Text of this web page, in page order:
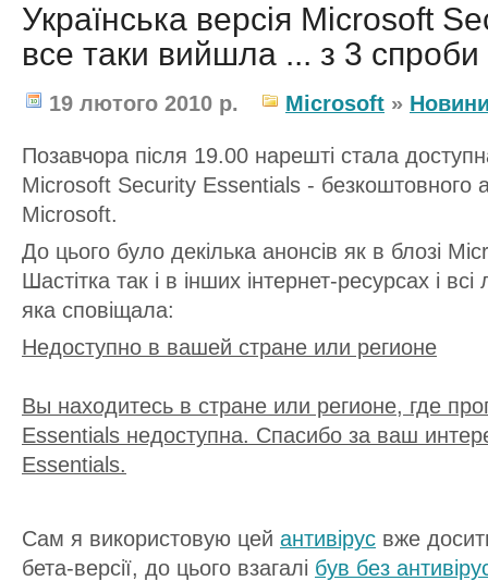
Українська версія Microsoft
все таки вийшла ... з 3 спроби
19 лютого 2010 р. Microsoft »
Позавчора після 19.00 нарешті стала
Microsoft Security Essentials - безкоштовного
Microsoft.
До цього було декілька анонсів як в блозі
Шастітка так і в інших інтернет-ресурсах і всі
яка сповіщала:
Недоступно в вашей стране или регионе
Вы находитесь в стране или регионе, где
Essentials недоступна. Спасибо за ваш
Essentials.
Сам я використовую цей антивірус вже
бета-версії, до цього взагалі був без